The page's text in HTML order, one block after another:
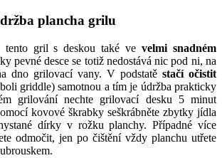
plancha grilu
tento gril s deskou také vevelmi snadném
pevné desce se totiž nedostává nic pod ni, na
dno grilovací vany. V podstatě stačí očistit
griddle) samotnou a tím je údržba prakticky
grilování nechte grilovací desku 5 minut
kovové škrabky seškrábněte zbytky jídla
dírky v rožku planchy. Případné více
odmočit, jen po čištění vždy planchu utřete